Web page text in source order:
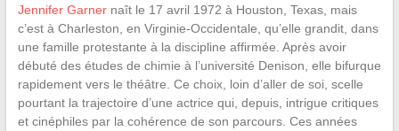
Jennifer Garnernaît le 17 avril 1972 à Houston, Texas, mais
c’est à Charleston, en Virginie-Occidentale, qu’elle grandit, dans
une famille protestante à la discipline affirmée. Après avoir
débuté des études de chimie à l’université Denison, elle bifurque
rapidement vers le théâtre. Ce choix, loin d’aller de soi, scelle
pourtant la trajectoire d’une actrice qui, depuis, intrigue critiques
et cinéphiles par la cohérence de son parcours. Ces années